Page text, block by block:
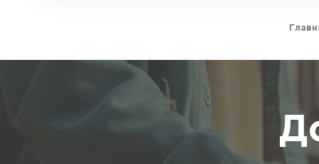
Самые срочные тарифы
Перевозка специальных грузов
Оплата
Упаковка